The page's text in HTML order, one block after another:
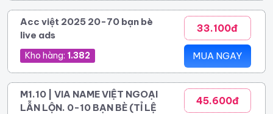
Acc việt 2025 20-70 bạn bè
live ads
Kho hàng: 1.382
33.100đ
MUA NGAY
M1.10 | VIA NAME VIỆT NGOẠI
LẪN LỘN. 0-10 BẠN BÈ (TỈ LỆ
45.600đ